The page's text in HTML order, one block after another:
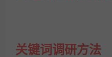
关键词调研方法